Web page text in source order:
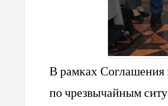
В рамках
по чрезвычайным